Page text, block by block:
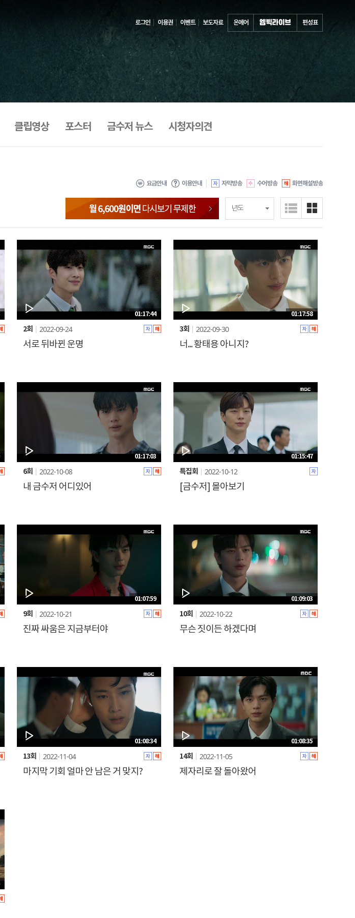
로그인 이용권 이벤트 보도자료 온에어 편성표
클립영상 포스터 금수저 뉴스 시청자의견
요금안내 이용안내 자막방송 수어방송 화면해설방송
01:17:44
2회 2022-09-24
서로 뒤바뀐 운명
01:17:58
3회 2022-09-30
너... 황태용 아니지?
01:17:03
6회 2022-10-08
내 금수저 어디있어
01:15:47
특집회 2022-10-12
[금수저] 몰아보기
01:07:59
9회 2022-10-21
진짜 싸움은 지금부터야
01:09:03
10회 2022-10-22
무슨 짓이든 하겠다며
01:08:34
13회 2022-11-04
마지막 기회 얼마 안 남은 거 맞지?
01:08:35
14회 2022-11-05
제자리로 잘 돌아왔어